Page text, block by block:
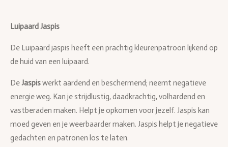
Luipaard Jaspis
De Luipaard jaspis heeft een prachtig kleurenpatroon lijkend op
de huid van een luipaard.
DeJaspiswerkt aardend en beschermend; neemt negatieve
energie weg. Kan je strijdlustig, daadkrachtig, volhardend en
vastberaden maken. Helpt je opkomen voor jezelf. Jaspis kan
moed geven en je weerbaarder maken. Jaspis helpt je negatieve
gedachten en patronen los te laten.